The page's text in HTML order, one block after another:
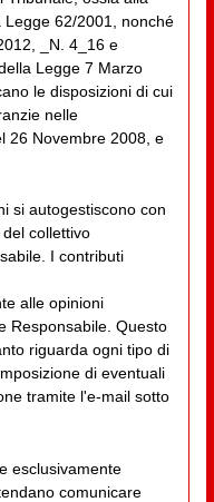
62/2001, nonché
_N. 4_16 e
Legge 7 Marzo
le disposizioni di cui
nelle
26 Novembre 2008, e
si autogestiscono con
collettivo
I contributi
alle opinioni
Responsabile. Questo
riguarda ogni tipo di
di eventuali
tramite l'e-mail sotto
esclusivamente
comunicare